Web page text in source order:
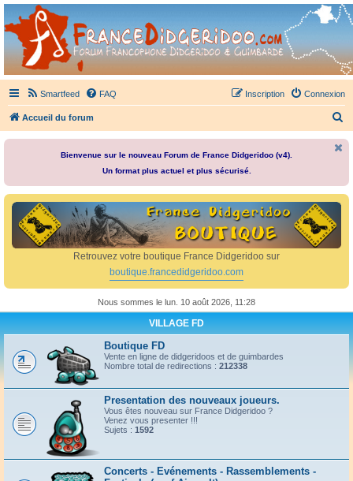
France Didgeridoo
Didgeridoo et Guimbarde sur France Didgeridoo - retrouvez la communauté.
Smartfeed FAQ Connexion
Inscription
Accueil du forum
e
r
Bienvenue sur le nouveau Forum de France Didgeridoo (v4).
Un format plus actuel et plus sécurisé.
Retrouvez votre boutique France Didgeridoo sur
boutique.francedidgeridoo.com
Nous sommes le lun. 10 août 2026, 11:28
VILLAGE FD
Boutique FD
Vente en ligne de didgeridoos et de guimbardes
Nombre total de redirections : 212338
Presentation des nouveaux joueurs.
Vous êtes nouveau sur France Didgeridoo ?
Venez vous presenter !!!
Sujets : 1592
Concerts - Evénements - Rassemblements -